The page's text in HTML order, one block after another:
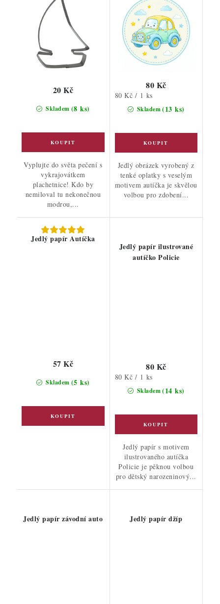
Skladem (8 ks)
20 Kč
Vyplujte do světa pečení s
vykrajovátkem
plachetnice! Kdo by
nemiloval tu nekonečnou
modrou,...
Skladem(13 ks)
80 Kč
Měrná
cena:
80 Kč / 1 ks
Jedlý obrázek vyrobený z
tenké oplatky s veselým
motivem autíčka je skvělou
volbou pro zdobení...
Jedlý papír Autíčka
Skladem (5 ks)
57 Kč
Jedlý papír ilustrované
autíčko Policie
Skladem(14 ks)
80 Kč
Měrná
cena:
80 Kč / 1 ks
Jedlý papír s motivem
ilustrovaného autíčka
Policie je pěknou volbou
pro dětský narozeninový...
Jedlý papír závodní auto Jedlý papír džíp